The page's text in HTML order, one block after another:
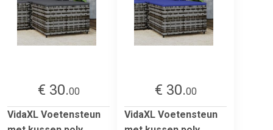
€ 30.00
VidaXL Voetensteun
€ 30.00
VidaXL Voetensteun